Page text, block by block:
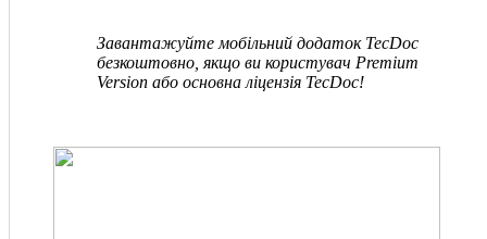
Завантажуйте мобільний додаток TecDoc
безкоштовно, якщо ви користувач Premium
Version або основна ліцензія TecDoc!